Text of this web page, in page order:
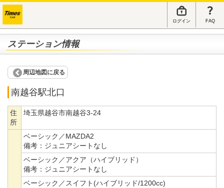
ログイン FAQ
ステーション情報
周辺地図に戻る
南越谷駅北口
住
所
埼玉県越谷市南越谷3-24
ベーシック／MAZDA2
備考： ジュニアシートなし
ベーシック／アクア（ハイブリッド）
備考： ジュニアシートなし
ベーシック／スイフト(ハイブリッド/1200cc)